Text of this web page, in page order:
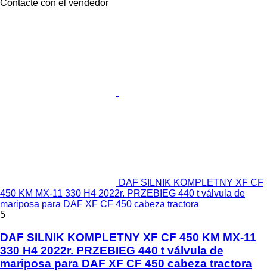
Contacte con el vendedor
DAF SILNIK KOMPLETNY XF CF
450 KM MX-11 330 H4 2022r. PRZEBIEG 440 t válvula de
mariposa para DAF XF CF 450 cabeza tractora
5
DAF SILNIK KOMPLETNY XF CF 450 KM MX-11
330 H4 2022r. PRZEBIEG 440 t válvula de
mariposa para DAF XF CF 450 cabeza tractora